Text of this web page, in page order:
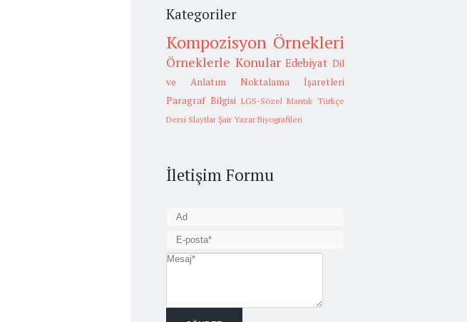
Kategoriler
Kompozisyon Örnekleri
Örneklerle Konular Edebiyat Dil
ve Anlatım
Noktalama İşaretleri
Paragraf Bilgisi LGS-Sözel Mantık Türkçe
Dersi Slaytlar Şair Yazar Biyografileri
İletişim Formu